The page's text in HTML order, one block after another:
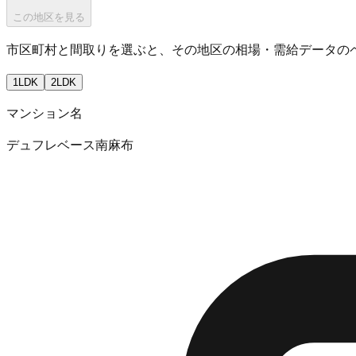
この地区を見る
市区町村と間取りを選ぶと、その地区の相場・需給データの
1LDK 2LDK
マンション名
デュフレベース南麻布